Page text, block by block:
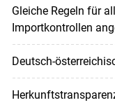
Gleiche Regeln für
Importkontrollen
Deutsch-